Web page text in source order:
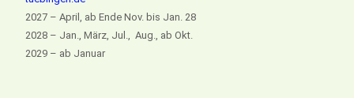
2027 – April, ab Ende Nov. bis Jan. 28
2028 – Jan., März, Jul., Aug., ab Okt.
2029 – ab Januar